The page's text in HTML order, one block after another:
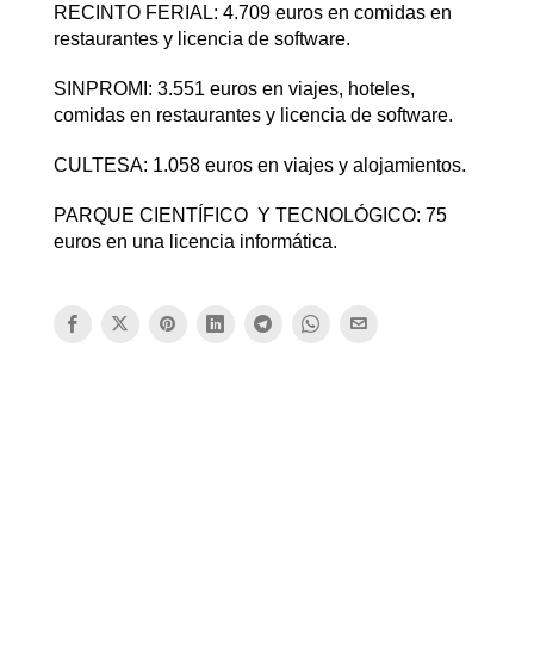
RECINTO FERIAL: 4.709 euros en comidas en
restaurantes y licencia de software.
SINPROMI: 3.551 euros en viajes, hoteles,
comidas en restaurantes y licencia de software.
CULTESA: 1.058 euros en viajes y alojamientos.
PARQUE CIENTÍFICO Y TECNOLÓGICO: 75
euros en una licencia informática.